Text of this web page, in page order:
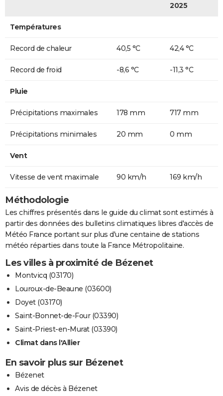
2025
Températures
Record de chaleur 40,5 °C 42,4 °C
Record de froid -8,6 °C -11,3 °C
Pluie
Précipitations maximales 178 mm 717 mm
Précipitations minimales 20 mm 0 mm
Vent
Vitesse de vent maximale 90 km/h 169 km/h
Méthodologie
Les chiffres présentés dans le guide du climat sont estimés à
partir des données des bulletins climatiques libres d'accès de
Météo France portant sur plus d'une centaine de stations
météo réparties dans toute la France Métropolitaine.
Les villes à proximité de Bézenet
Montvicq (03170)
Louroux-de-Beaune (03600)
Doyet (03170)
Saint-Bonnet-de-Four (03390)
Saint-Priest-en-Murat (03390)
Climat dans l'Allier
En savoir plus sur Bézenet
Bézenet
Avis de décès à Bézenet